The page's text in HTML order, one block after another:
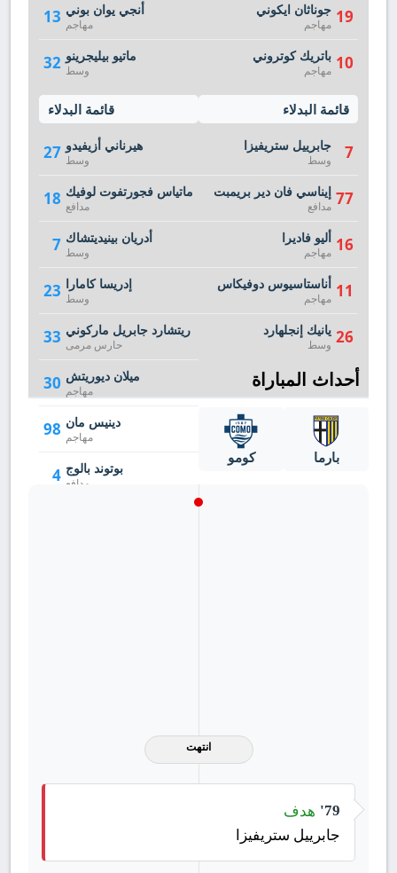
13 أنجي يوان بوني
مهاجم
32 ماتيو بيليجرينو
وسط
قائمة البدلاء
27 هيرناني أزيفيدو
وسط
18 ماتياس فجورتفوت لوفيك
مدافع
7 أدريان بينيديتشاك
وسط
23 إدريسا كامارا
وسط
33 ريتشارد جابريل ماركوني
حارس مرمى
30 ميلان ديوريتش
مهاجم
98 دينيس مان
مهاجم
4 بوتوند بالوج
مدافع
19 جوناثان ايكوني
مهاجم
10 باتريك كوتروني
مهاجم
قائمة البدلاء
7 جابرييل ستريفيزا
وسط
77 إيناسي فان دير بريمبت
مدافع
16 أليو فاديرا
مهاجم
11 أناستاسيوس دوفيكاس
مهاجم
26 يانيك إنجلهارد
وسط
أحداث المباراة
بارما كومو
انتهت
79'
هدف
جابرييل ستريفيزا